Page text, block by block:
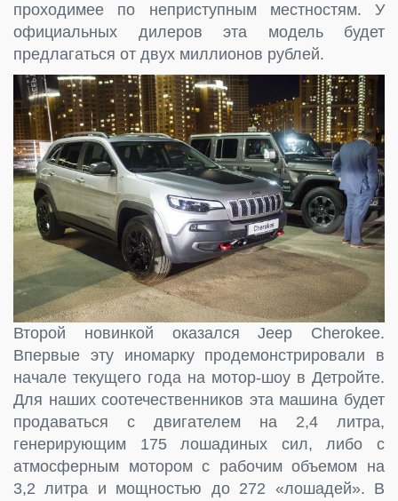
проходимее по неприступным местностям. У
официальных дилеров эта модель будет
предлагаться от двух миллионов рублей.
Второй новинкой оказался Jeep Cherokee.
Впервые эту иномарку продемонстрировали в
начале текущего года на мотор-шоу в Детройте.
Для наших соотечественников эта машина будет
продаваться с двигателем на 2,4 литра,
генерирующим 175 лошадиных сил, либо с
атмосферным мотором с рабочим объемом на
3,2 литра и мощностью до 272 «лошадей». В